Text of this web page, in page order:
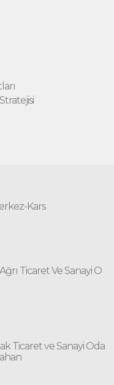
Kars
Ticaret Ve Sanayi O
Ticaret ve Sanayi Oda